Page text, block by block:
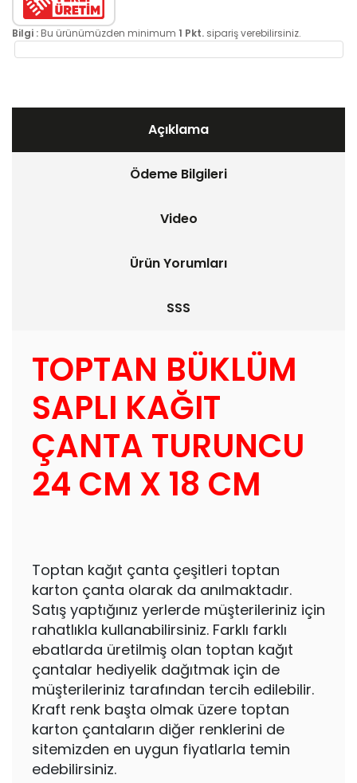
Bilgi : Bu ürünümüzden minimum 1 Pkt. sipariş verebilirsiniz.
Açıklama
Ödeme Bilgileri
Video
Ürün Yorumları
SSS
TOPTAN BÜKLÜM
SAPLI KAĞIT
ÇANTA TURUNCU
24 CM X 18 CM
Toptan kağıt çanta çeşitleri toptan
karton çanta olarak da anılmaktadır.
Satış yaptığınız yerlerde müşterileriniz için
rahatlıkla kullanabilirsiniz. Farklı farklı
ebatlarda üretilmiş olan toptan kağıt
çantalar hediyelik dağıtmak için de
müşterileriniz tarafından tercih edilebilir.
Kraft renk başta olmak üzere toptan
karton çantaların diğer renklerini de
sitemizden en uygun fiyatlarla temin
edebilirsiniz.